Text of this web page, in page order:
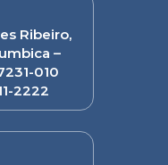
Ribeiro,
–
010
2222